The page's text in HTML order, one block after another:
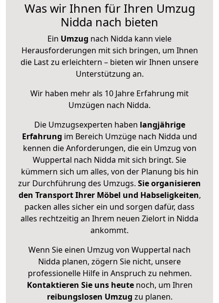
Was wir Ihnen für Ihren Umzug
Nidda nach bieten
Ein Umzug nach Nidda kann viele
Herausforderungen mit sich bringen, um Ihnen
die Last zu erleichtern – bieten wir Ihnen unsere
Unterstützung an.
Wir haben mehr als 10 Jahre Erfahrung mit
Umzügen nach Nidda.
Die Umzugsexperten haben langjährige
Erfahrung im Bereich Umzüge nach Nidda und
kennen die Anforderungen, die ein Umzug von
Wuppertal nach Nidda mit sich bringt. Sie
kümmern sich um alles, von der Planung bis hin
zur Durchführung des Umzugs. Sie organisieren
den Transport Ihrer Möbel und Habseligkeiten,
packen alles sicher ein und sorgen dafür, dass
alles rechtzeitig an Ihrem neuen Zielort in Nidda
ankommt.
Wenn Sie einen Umzug von Wuppertal nach
Nidda planen, zögern Sie nicht, unsere
professionelle Hilfe in Anspruch zu nehmen.
Kontaktieren Sie uns heutenoch, um Ihren
reibungslosen Umzug zu planen.